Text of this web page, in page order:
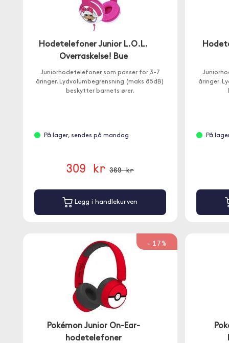
Hodetelefoner Junior L.O.L.
Overraskelse! Bue
Juniorhodetelefoner som passer for 3-7
åringer. Lydvolumbegrensning (maks 85dB)
beskytter barnets ører.
På lager, sendes på mandag
309 kr 369 kr
Legg i handlekurven
åringer.
På
-17%
Pokémon Junior On-Ear-
hodetelefoner